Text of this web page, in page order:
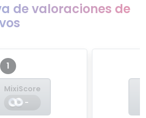
de valoraciones de
1
MixiScore
-